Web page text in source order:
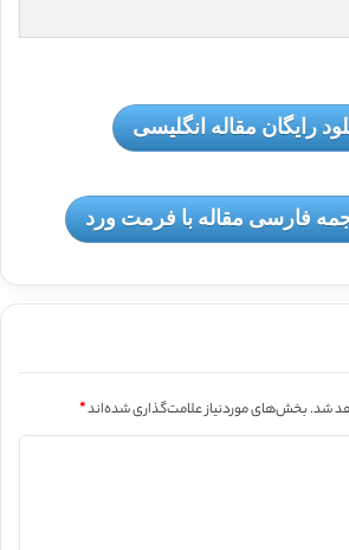
رایگان مقاله انگلیسی
فارسی مقاله با فرمت ورد
شد.بخش‌های موردنیاز علامت‌گذاری شده‌اند*